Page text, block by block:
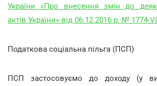
України «Про внесення змін до
актів України» від 06.12.2016 р. № 1774-
Податкова соціальна пільга (ПСП)
ПСП застосовуємо до доходу (у